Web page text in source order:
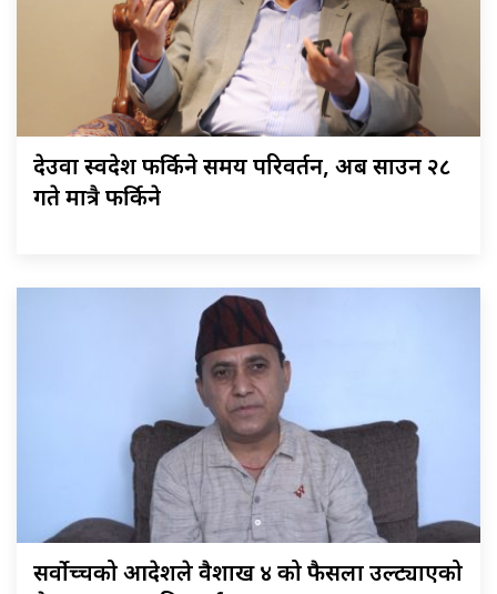
देउवा स्वदेश फर्किने समय परिवर्तन, अब साउन २८
गते मात्रै फर्किने
सर्वोच्चको आदेशले वैशाख ४ को फैसला उल्ट्याएको